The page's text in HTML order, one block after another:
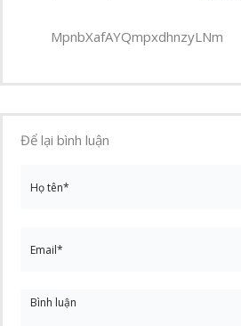
MpnbXafAYQmpxdhnzyLNm
Để lại bình luận